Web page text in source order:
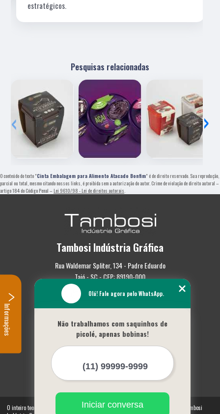
estratégicos.
Pesquisas relacionadas
‹ ›
O conteúdo do texto "Cinta Embalagem para Alimento Atacado Bonfim" é de direito reservado. Sua reprodução,
parcial ou total, mesmo citando nossos links, é proibida sem a autorização do autor. Crime de violação de direito autoral –
artigo 184 do Código Penal – Lei 9610/98 - Lei de direitos autorais
Tambosi Indústria Gráfica
Rua Waldemar Spliter, 134 - Padre Eduardo
Taió - SC - CEP: 89190-000
(47) 3562-0587
Empresa
Missão
Serviços
Mapa do site
Mais Serviços
O inteiro teor deste site está sujeito à proteção de direitos autorais. Copyright© Tambosi
Olá! Fale agora pelo WhatsApp.
Não trabalhamos com saquinhos de
picolé, apenas bobinas!
Iniciar conversa
Informações